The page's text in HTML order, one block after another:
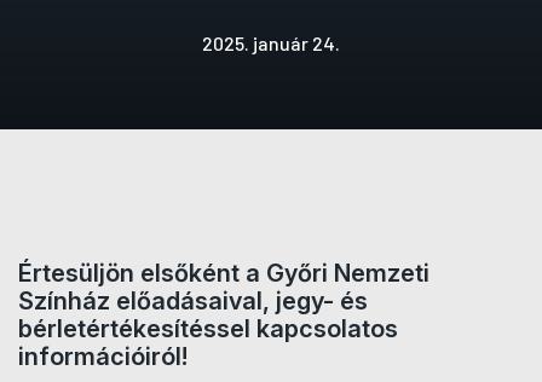
2025. január 24.
Értesüljön elsőként a Győri Nemzeti
Színház előadásaival, jegy- és
bérletértékesítéssel kapcsolatos
információiról!